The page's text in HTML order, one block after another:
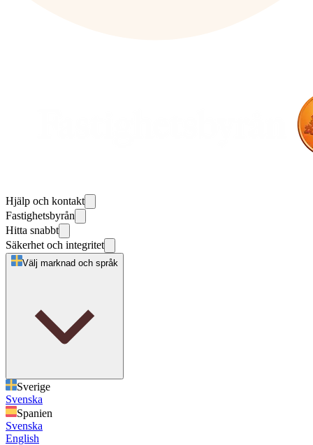
Hjälp och kontakt
Fastighetsbyrån
Hitta snabbt
Säkerhet och integritet
Välj marknad och språk
Sverige
Svenska
Spanien
Svenska
English